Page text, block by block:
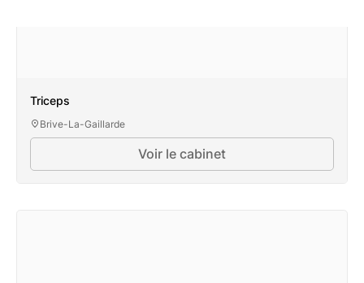
Triceps
Brive-La-Gaillarde
Voir le cabinet